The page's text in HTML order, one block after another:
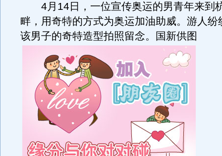
4月14日，一位宣传奥运的男青年来到
畔，用奇特的方式为奥运加油助威。游人纷
该男子的奇特造型拍照留念。国新供图